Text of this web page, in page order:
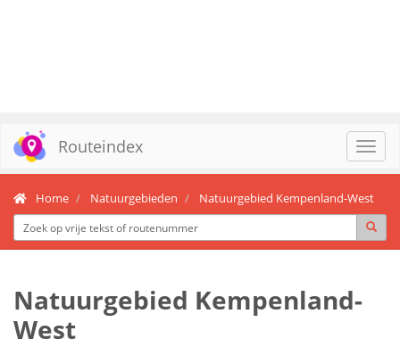
Routeindex
Home Natuurgebieden Natuurgebied Kempenland-West
Natuurgebied Kempenland-
West